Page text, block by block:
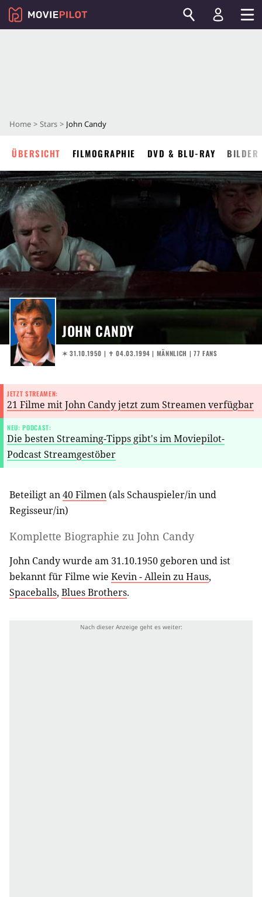
Home Stars John Candy
ÜBERSICHT FILMOGRAPHIE DVD & BLU-RAY BILDER
JOHN CANDY
✶ 31.10.1950 | ✝︎ 04.03.1994 | MÄNNLICH | 77 FANS
JETZT STREAMEN:
21 Filme mit John Candy jetzt zum Streamen verfügbar
NEU: PODCAST:
Die besten Streaming-Tipps gibt's im Moviepilot-
Podcast Streamgestöber
Beteiligt an40 Filmen (alsSchauspieler/inund
Regisseur/in)
Komplette Biographie zu John Candy
John Candy wurde am 31.10.1950 geboren und ist
bekannt für Filme wie Kevin - Allein zu Haus,
Spaceballs, Blues Brothers.